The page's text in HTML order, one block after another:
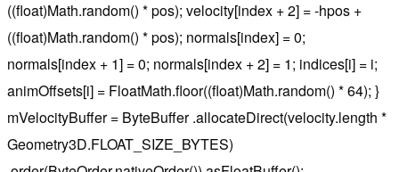
((float)Math.random() * pos); velocity[index + 2] = -hpos +
((float)Math.random() * pos); normals[index] = 0;
normals[index + 1] = 0; normals[index + 2] = 1; indices[i] = i;
animOffsets[i] = FloatMath.floor((float)Math.random() * 64); }
mVelocityBuffer = ByteBuffer .allocateDirect(velocity.length *
Geometry3D.FLOAT_SIZE_BYTES)